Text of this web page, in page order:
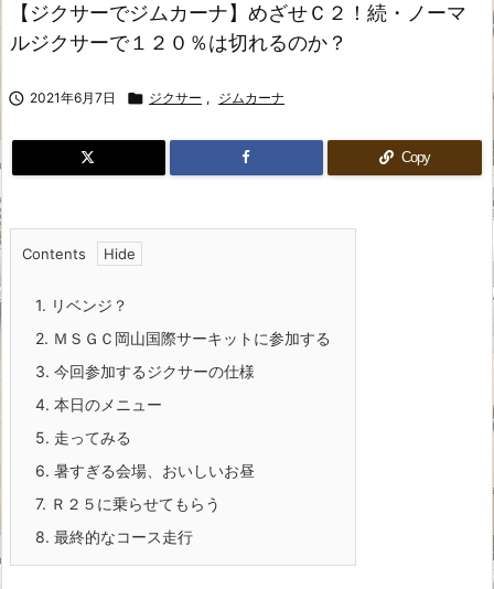
【ジクサーでジムカーナ】めざせＣ２！続・ノーマ
ルジクサーで１２０％は切れるのか？
 2021年6月7日  ジクサー , ジムカーナ
Copy
Contents
1. リベンジ？
2. ＭＳＧＣ岡山国際サーキットに参加する
3. 今回参加するジクサーの仕様
4. 本日のメニュー
5. 走ってみる
6. 暑すぎる会場、おいしいお昼
7. Ｒ２５に乗らせてもらう
8. 最終的なコース走行